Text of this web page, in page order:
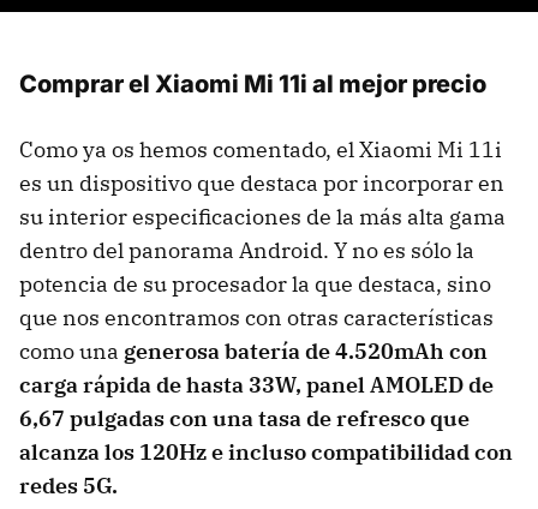
Comprar el Xiaomi Mi 11i al mejor precio
Como ya os hemos comentado, el Xiaomi Mi 11i
es un dispositivo que destaca por incorporar en
su interior especificaciones de la más alta gama
dentro del panorama Android. Y no es sólo la
potencia de su procesador la que destaca, sino
que nos encontramos con otras características
como una generosa batería de 4.520mAh con
carga rápida de hasta 33W, panel AMOLED de
6,67 pulgadas con una tasa de refresco que
alcanza los 120Hz e incluso compatibilidad con
redes 5G.